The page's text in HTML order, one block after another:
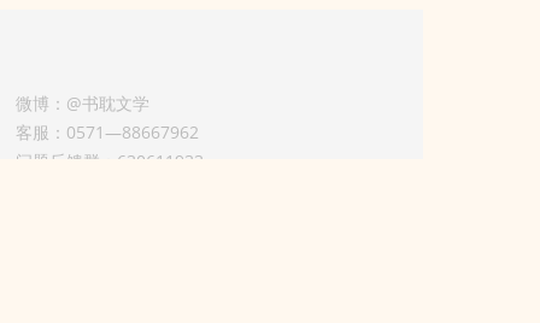
微博：@书耽文学
客服：0571—88667962
问题反馈群：630611933